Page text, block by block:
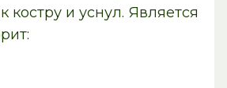
и уснул. Является